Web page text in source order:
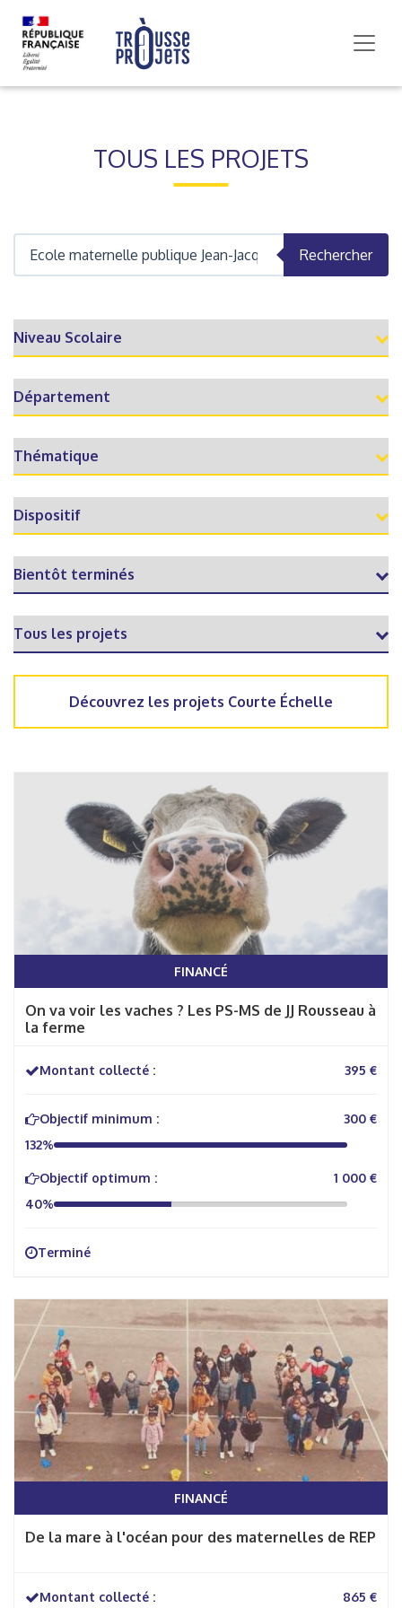
TOUS LES PROJETS
Rechercher
Découvrez les projets Courte Échelle
FINANCÉ
On va voir les vaches ? Les PS-MS de JJ Rousseau à
la ferme
Montant collecté : 395 €
Objectif minimum :
300 €
132%
Objectif optimum :
1 000 €
40%
Terminé
FINANCÉ
De la mare à l'océan pour des maternelles de REP
Montant collecté : 865 €